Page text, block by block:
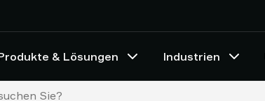
& Lösungen Industrien